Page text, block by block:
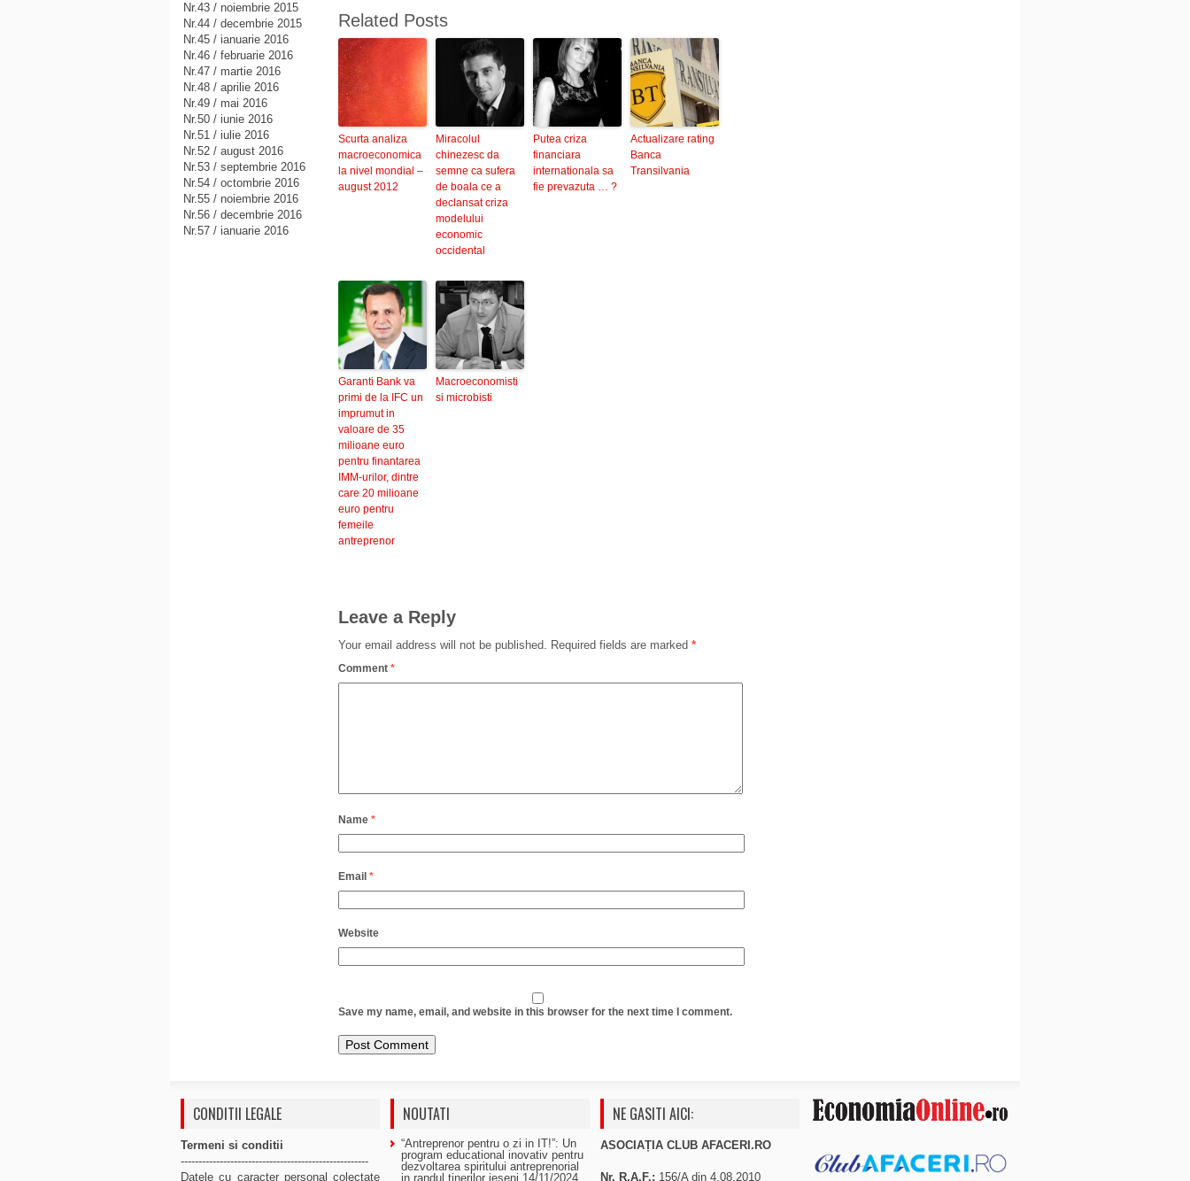
Related Posts
Scurta analiza
macroeconomica
la nivel mondial –
august 2012
Miracolul
chinezesc da
semne ca sufera
de boala ce a
declansat criza
modelului
economic
occidental
Putea criza
financiara
internationala sa
fie prevazuta … ?
Actualizare rating
Banca
Transilvania
Garanti Bank va
primi de la IFC un
imprumut in
valoare de 35
milioane euro
pentru finantarea
IMM-urilor, dintre
care 20 milioane
euro pentru
femeile
antreprenor
Macroeconomisti
si microbisti
Leave a Reply
Your email address will not be published. Required fields are marked *
Comment *
Name *
Email *
Website
Save my name, email, and website in this browser for the next time I comment.
Nr.43 / noiembrie 2015
Nr.44 / decembrie 2015
Nr.45 / ianuarie 2016
Nr.46 / februarie 2016
Nr.47 / martie 2016
Nr.48 / aprilie 2016
Nr.49 / mai 2016
Nr.50 / iunie 2016
Nr.51 / iulie 2016
Nr.52 / august 2016
Nr.53 / septembrie 2016
Nr.54 / octombrie 2016
Nr.55 / noiembrie 2016
Nr.56 / decembrie 2016
Nr.57 / ianuarie 2016
CONDITII LEGALE
Termeni si conditii
-----------------------------------------------------
Datele cu caracter personal colectate
NOUTATI
“Antreprenor pentru o zi in IT!”: Un
program educational inovativ pentru
dezvoltarea spiritului antreprenorial
in randul tinerilor ieseni 14/11/2024
NE GASITI AICI:
ASOCIAȚIA CLUB AFACERI.RO
Nr. R.A.F.: 156/A din 4.08.2010